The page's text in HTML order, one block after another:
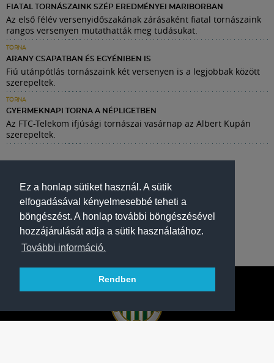
Ez a honlap sütiket használ. A sütik
elfogadásával kényelmesebbé teheti a
böngészést. A honlap további böngészésével
hozzájárulását adja a sütik használatához.
További információ.
Rendben
FIATAL TORNÁSZAINK SZÉP EREDMÉNYEI MARIBORBAN
Az első félév versenyidőszakának zárásaként fiatal tornászaink
rangos versenyen mutathatták meg tudásukat.
TORNA
ARANY CSAPATBAN ÉS EGYÉNIBEN IS
Fiú utánpótlás tornászaink két versenyen is a legjobbak között
szerepeltek.
TORNA
GYERMEKNAPI TORNA A NÉPLIGETBEN
Az FTC-Telekom ifjúsági tornászai vasárnap az Albert Kupán
szerepeltek.